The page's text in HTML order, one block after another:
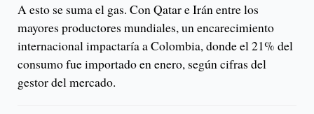
A esto se suma el gas. Con Qatar e Irán entre los
mayores productores mundiales, un encarecimiento
internacional impactaría a Colombia, donde el 21% del
consumo fue importado en enero, según cifras del
gestor del mercado.